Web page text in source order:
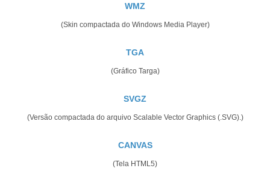
WMZ
(Skin compactada do Windows Media Player)
TGA
(Gráfico Targa)
SVGZ
(Versão compactada do arquivo Scalable Vector Graphics (.SVG).)
CANVAS
(Tela HTML5)